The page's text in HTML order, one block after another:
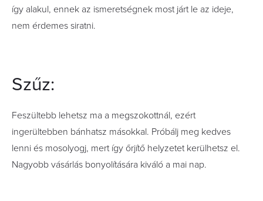
így alakul, ennek az ismeretségnek most járt le az ideje,
nem érdemes siratni.
Szűz:
Feszültebb lehetsz ma a megszokottnál, ezért
ingerültebben bánhatsz másokkal. Próbálj meg kedves
lenni és mosolyogj, mert így őrjítő helyzetet kerülhetsz el.
Nagyobb vásárlás bonyolítására kiváló a mai nap.